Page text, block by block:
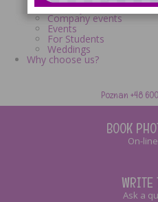
Birthdays
Company events
Events
For Students
Weddings
Why choose us?
Poznan +48
BOOK
On-
WRITE
Ask a